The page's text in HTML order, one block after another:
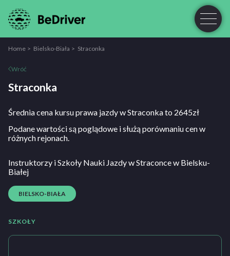
Home Bielsko-Biała Straconka
Wróć
Straconka
Średnia cena kursu prawa jazdy w Straconka to 2645zł
Podane wartości są poglądowe i służą porównaniu cen w
różnych rejonach.
Instruktorzy i Szkoły Nauki Jazdy w Straconce w Bielsku-
Białej
BIELSKO-BIAŁA
SZKOŁY